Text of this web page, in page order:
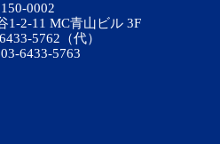
0002
1-2-11 MC青山ビル 3F
5762（代）
6433-5763